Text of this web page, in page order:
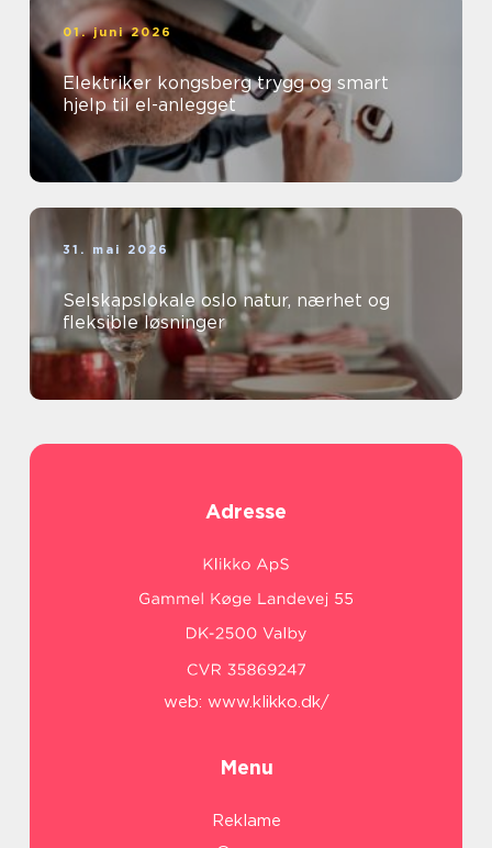
01. juni 2026
Elektriker kongsberg trygg og smart
hjelp til el-anlegget
31. mai 2026
Selskapslokale oslo natur, nærhet og
fleksible løsninger
Adresse
web: www.klikko.dk/
Menu
Reklame